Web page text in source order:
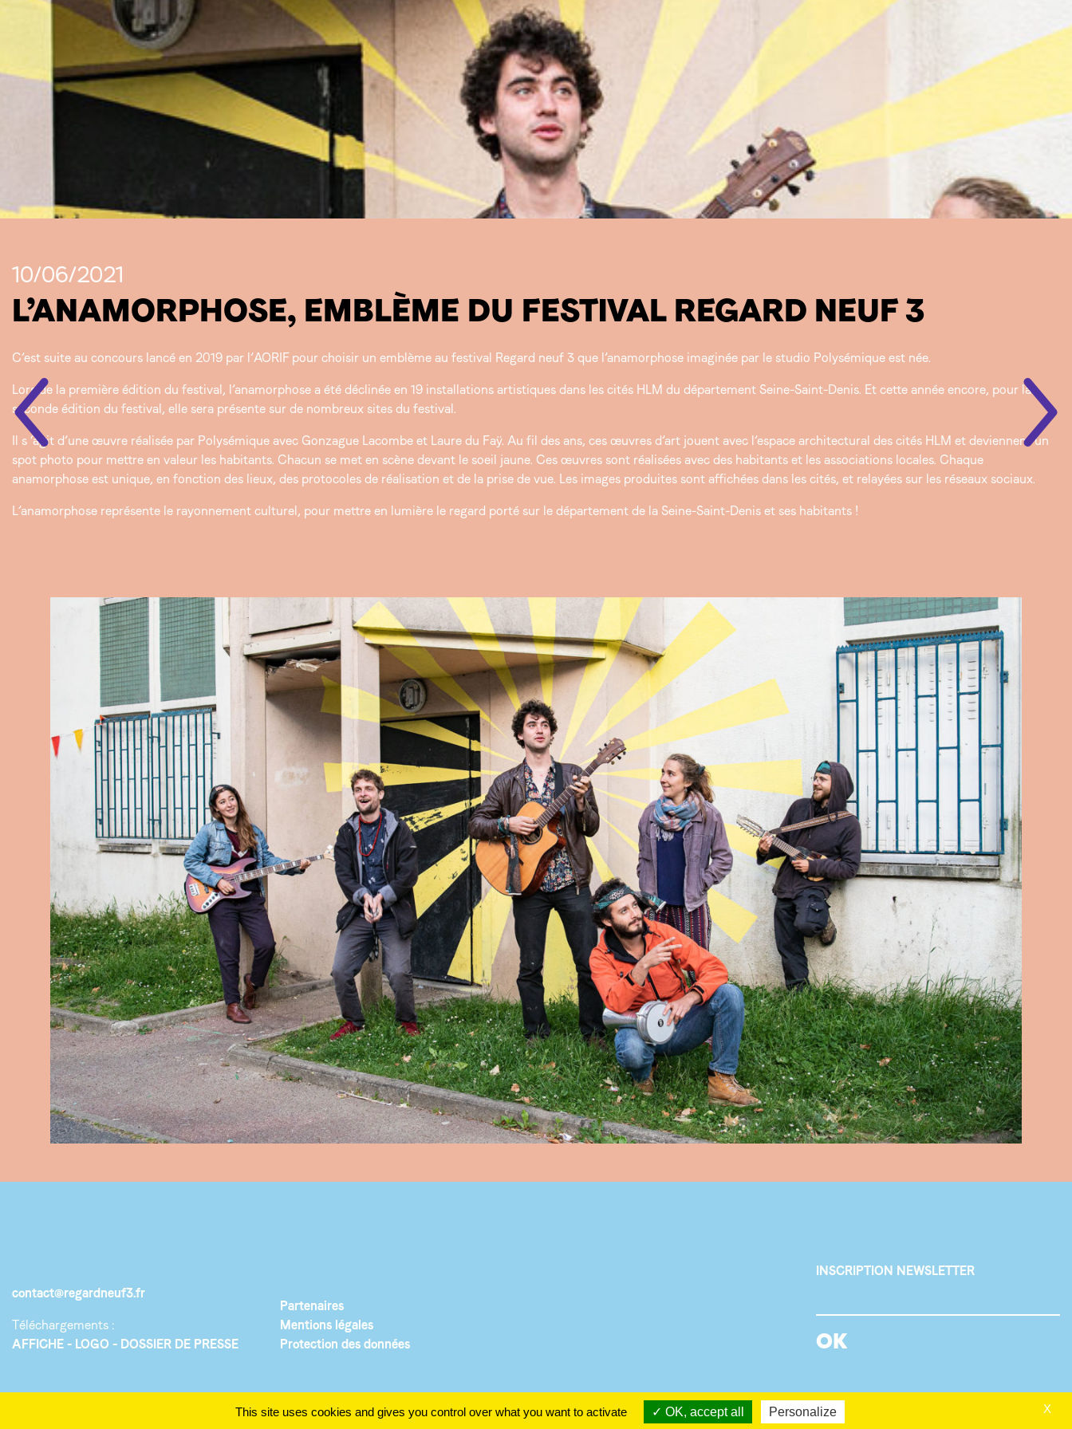
10/06/2021
L’ANAMORPHOSE, EMBLÈME DU FESTIVAL REGARD NEUF 3
C’est suite au concours lancé en 2019 par l’AORIF pour choisir un emblème au festival Regard neuf 3 que l’anamorphose imaginée par le studio Polysémique est née.
Lors de la première édition du festival, l’anamorphose a été déclinée en 19 installations artistiques dans les cités HLM du département Seine-Saint-Denis. Et cette année encore, pour la
seconde édition du festival, elle sera présente sur de nombreux sites du festival.
Il s ‘agit d’une œuvre réalisée par Polysémique avec Gonzague Lacombe et Laure du Faÿ. Au fil des ans, ces œuvres d’art jouent avec l’espace architectural des cités HLM et deviennent un
spot photo pour mettre en valeur les habitants. Chacun se met en scène devant le soeil jaune. Ces œuvres sont réalisées avec des habitants et les associations locales. Chaque
anamorphose est unique, en fonction des lieux, des protocoles de réalisation et de la prise de vue. Les images produites sont affichées dans les cités, et relayées sur les réseaux sociaux.
L’anamorphose représente le rayonnement culturel, pour mettre en lumière le regard porté sur le département de la Seine-Saint-Denis et ses habitants !
contact@regardneuf3.fr
Téléchargements :
AFFICHE
LOGO DOSSIER DE PRESSE
Partenaires
Mentions légales
Protection des données
INSCRIPTION NEWSLETTER
X
This site uses cookies and gives you control over what you want to activate OK, accept all Personalize